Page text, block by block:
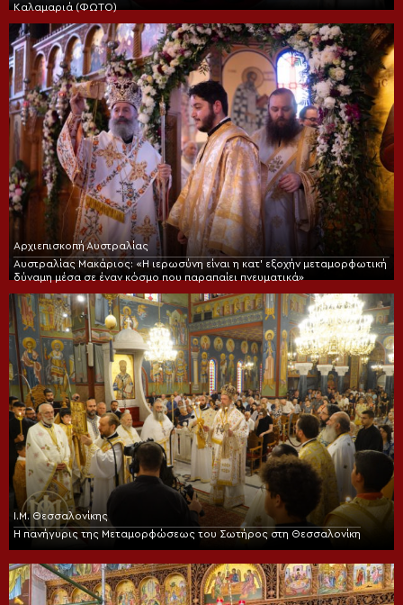
Καλαμαριά (ΦΩΤΟ)
Αρχιεπισκοπή Αυστραλίας
Αυστραλίας Μακάριος: «Η ιερωσύνη είναι η κατ’ εξοχήν μεταμορφωτική
δύναμη μέσα σε έναν κόσμο που παραπαίει πνευματικά»
Ι.Μ. Θεσσαλονίκης
Η πανήγυρις της Μεταμορφώσεως του Σωτήρος στη Θεσσαλονίκη